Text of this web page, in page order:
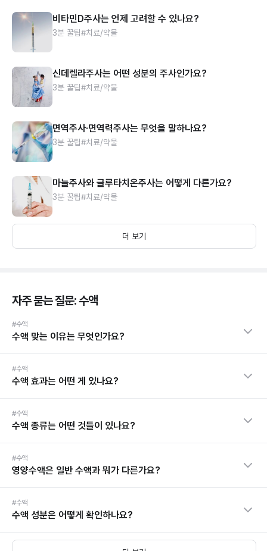
비타민D주사는 언제 고려할 수 있나요?
3분 꿀팁#치료/약물
신데렐라주사는 어떤 성분의 주사인가요?
3분 꿀팁#치료/약물
면역주사·면역력주사는 무엇을 말하나요?
3분 꿀팁#치료/약물
마늘주사와 글루타치온주사는 어떻게 다른가요?
3분 꿀팁#치료/약물
더 보기
자주 묻는 질문: 수액
#수액
수액 맞는 이유는 무엇인가요?
#수액
수액 효과는 어떤 게 있나요?
#수액
수액 종류는 어떤 것들이 있나요?
#수액
영양수액은 일반 수액과 뭐가 다른가요?
#수액
수액 성분은 어떻게 확인하나요?